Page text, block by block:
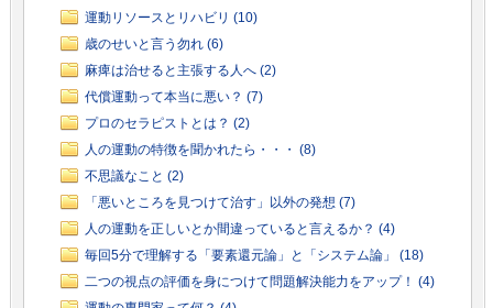
運動リソースとリハビリ (10)
歳のせいと言う勿れ (6)
麻痺は治せると主張する人へ (2)
代償運動って本当に悪い？ (7)
プロのセラピストとは？ (2)
人の運動の特徴を聞かれたら・・・ (8)
不思議なこと (2)
「悪いところを見つけて治す」以外の発想 (7)
人の運動を正しいとか間違っていると言えるか？ (4)
毎回5分で理解する「要素還元論」と「システム論」 (18)
二つの視点の評価を身につけて問題解決能力をアップ！ (4)